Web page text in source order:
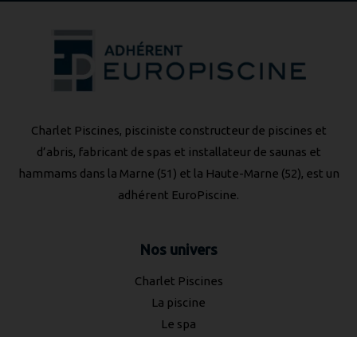
Charlet Piscines, pisciniste constructeur de piscines et
d’abris, fabricant de spas et installateur de saunas et
hammams dans la Marne (51) et la Haute-Marne (52), est un
adhérent EuroPiscine.
Nos univers
Charlet Piscines
La piscine
Le spa